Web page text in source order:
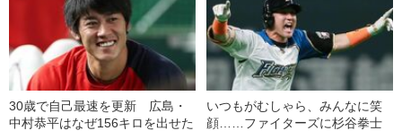
30歳で自己最速を更新 広島・
中村恭平はなぜ156キロを出せた
いつもがむしゃら、みんなに笑
顔……ファイターズに杉谷拳士